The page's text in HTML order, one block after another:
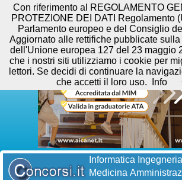
Informatica Ingegneria
Medicina
Con riferimento al REGOLAMENTO
PROTEZIONE DEI DATI Regolamento
Parlamento europeo e del Consiglio
Aggiornato alle rettifiche pubblicate
dell'Unione europea 127 del 23 maggio
che i nostri siti utilizziamo i cookie per
lettori. Se decidi di continuare la
che accetti il loro uso.
Info